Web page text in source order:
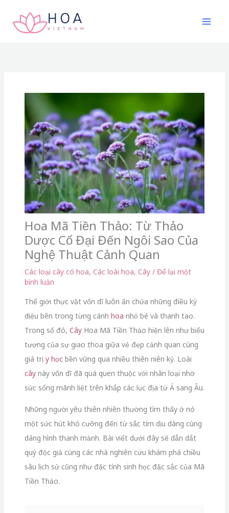
Hoa Mã Tiền Thảo: Từ Thảo
Dược Cổ Đại Đến Ngôi Sao Của
Nghệ Thuật Cảnh Quan
Các loại cây có hoa, Các loài hoa, Cây/ Để lại một
bình luận
Thế giới thực vật vốn dĩ luôn ẩn chứa những điều kỳ
diệu bên trong từng cánh hoa nhỏ bé và thanh tao.
Trong số đó, CâyHoa Mã Tiền Thảo hiện lên như biểu
tượng của sự giao thoa giữa vẻ đẹp cảnh quan cùng
giá trị y họcbền vững qua nhiều thiên niên kỷ. Loài
câynày vốn dĩ đã quá quen thuộc với nhân loại nhờ
sức sống mãnh liệt trên khắp các lục địa từ Á sang Âu.
Những người yêu thiên nhiên thường tìm thấy ở nó
một sức hút khó cưỡng đến từ sắc tím dịu dàng cùng
dáng hình thanh mảnh. Bài viết dưới đây sẽ dẫn dắt
quý độc giả cùng các nhà nghiên cứu khám phá chiều
sâu lịch sử cũng như đặc tính sinh học đặc sắc của Mã
Tiền Thảo.